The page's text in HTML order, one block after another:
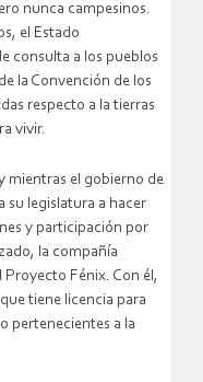
nunca campesinos.
el Estado
consulta a los pueblos
la Convención de los
respecto a la tierras
vivir.
mientras el gobierno de
su legislatura a hacer
y participación por
la compañía
Proyecto Fénix. Con él,
tiene licencia para
pertenecientes a la